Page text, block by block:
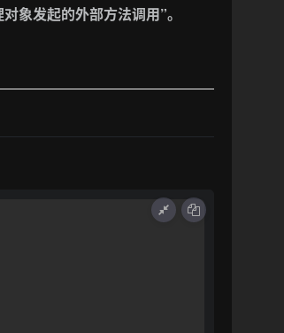
象发起的外部方法调用”。